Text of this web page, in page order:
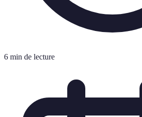
6 min de lecture